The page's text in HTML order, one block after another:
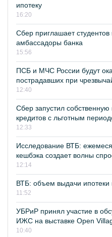
ипотеку
16:20
Сбер приглашает студентов
амбассадоры банка
15:56
ПСБ и МЧС России будут
пострадавших при
12:40
Сбер запустил
кредитов с льготным
12:33
Исследование ВТБ:
кешбэка создает волны
12:14
ВТБ: объем выдачи ипотеки
11:52
УБРиР принял участие в
ИЖС на выставке Open
10:40